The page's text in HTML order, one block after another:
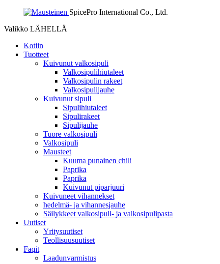
SpicePro International Co., Ltd.
Valikko LÄHELLÄ
Kotiin
Tuotteet
Kuivunut valkosipuli
Valkosipulihiutaleet
Valkosipulin rakeet
Valkosipulijauhe
Kuivunut sipuli
Sipulihiutaleet
Sipulirakeet
Sipulijauhe
Tuore valkosipuli
Valkosipuli
Mausteet
Kuuma punainen chili
Paprika
Paprika
Kuivunut piparjuuri
Kuivuneet vihannekset
hedelmä- ja vihannesjauhe
Säilykkeet valkosipuli- ja valkosipulipasta
Uutiset
Yritysuutiset
Teollisuusuutiset
Faqit
Laadunvarmistus